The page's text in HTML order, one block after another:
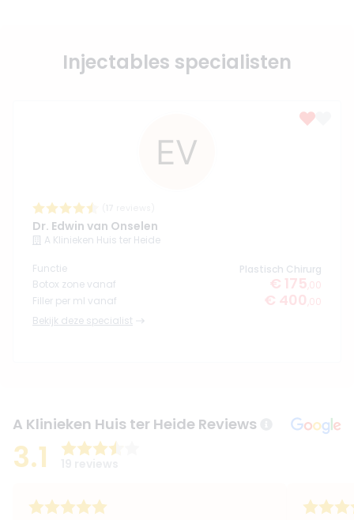
Injectables specialisten
Dr. Edwin van Onselen
A Klinieken Huis ter Heide
Functie
Plastisch Chirurg
Botox zone vanaf
€ 175 ,00
Filler per ml vanaf
€ 400 ,00
Bekijk deze specialist
A Klinieken Huis ter Heide Reviews
3.1